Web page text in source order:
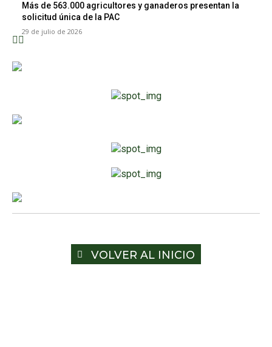
Más de 563.000 agricultores y ganaderos presentan la
solicitud única de la PAC
29 de julio de 2026
VOLVER AL INICIO